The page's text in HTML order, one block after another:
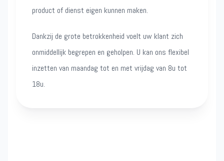
product of dienst eigen kunnen maken.
Dankzij de grote betrokkenheid voelt uw klant zich
onmiddellijk begrepen en geholpen. U kan ons flexibel
inzetten van maandag tot en met vrijdag van 8u tot
18u.